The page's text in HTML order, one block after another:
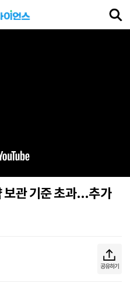
관 기준 초과...추가
공유하기